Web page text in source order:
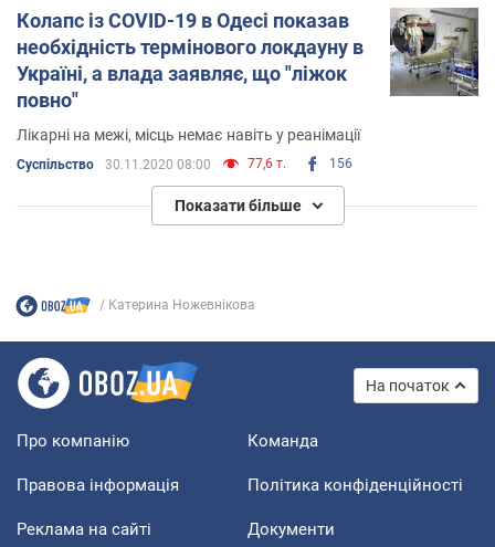
Колапс із COVID-19 в Одесі показав
необхідність термінового локдауну в
Україні, а влада заявляє, що "ліжок
повно"
Лікарні на межі, місць немає навіть у реанімації
Суспільство 30.11.2020 08:00 77,6 т. 156
Показати більше
Катерина Ножевнікова
На початок
Про компанію Команда
Правова інформація Політика конфіденційності
Реклама на сайті Документи